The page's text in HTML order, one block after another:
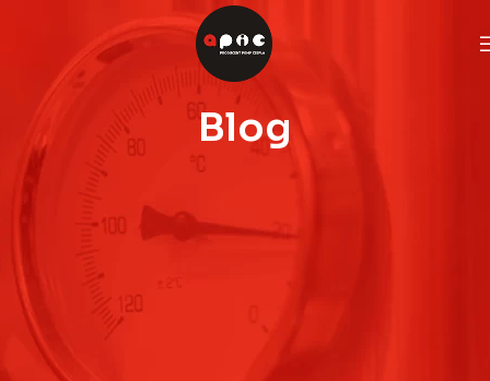
Blog